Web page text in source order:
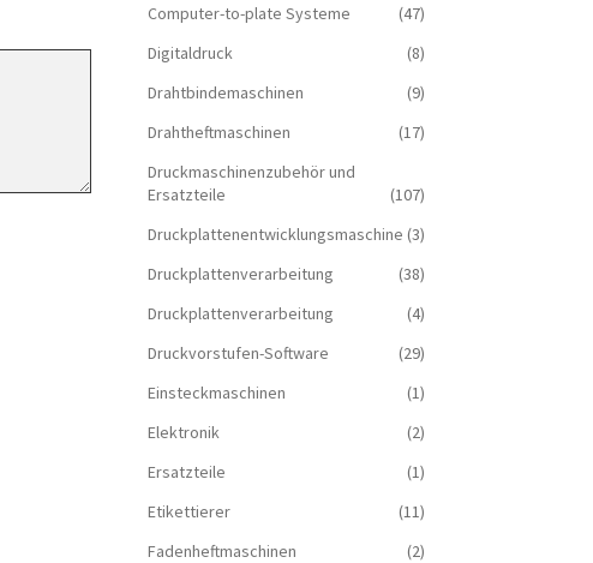
Computer-to-plate Systeme
(47)
Digitaldruck
(8)
Drahtbindemaschinen
(9)
Drahtheftmaschinen
(17)
Druckmaschinenzubehör und
Ersatzteile
(107)
Druckplattenentwicklungsmaschine (3)
Druckplattenverarbeitung
(38)
Druckplattenverarbeitung
(4)
Druckvorstufen-Software
(29)
Einsteckmaschinen
(1)
Elektronik
(2)
Ersatzteile
(1)
Etikettierer
(11)
Fadenheftmaschinen
(2)